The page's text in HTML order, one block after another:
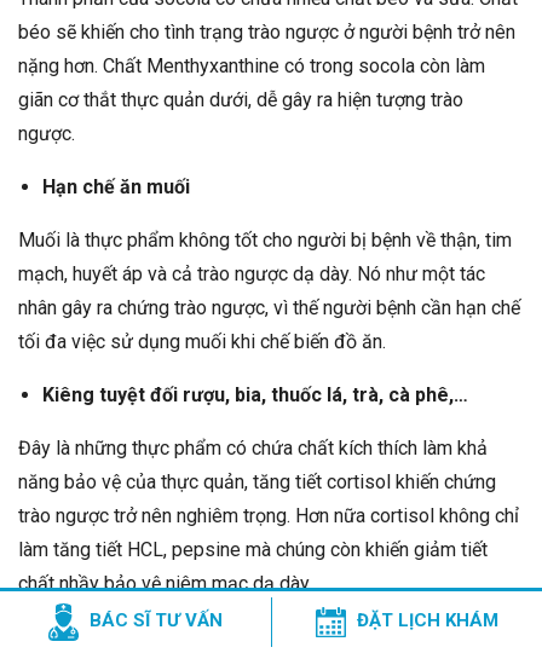
béo sẽ khiến cho tình trạng trào ngược ở người bệnh trở nên
nặng hơn. Chất Menthyxanthine có trong socola còn làm
giãn cơ thắt thực quản dưới, dễ gây ra hiện tượng trào
ngược.
Hạn chế ăn muối
Muối là thực phẩm không tốt cho người bị bệnh về thận, tim
mạch, huyết áp và cả trào ngược dạ dày. Nó như một tác
nhân gây ra chứng trào ngược, vì thế người bệnh cần hạn chế
tối đa việc sử dụng muối khi chế biến đồ ăn.
Kiêng tuyệt đối rượu, bia, thuốc lá, trà, cà phê,…
Đây là những thực phẩm có chứa chất kích thích làm khả
năng bảo vệ của thực quản, tăng tiết cortisol khiến chứng
trào ngược trở nên nghiêm trọng. Hơn nữa cortisol không chỉ
làm tăng tiết HCL, pepsine mà chúng còn khiến giảm tiết
chất nhầy bảo vệ niêm mạc dạ dày.
BÁC SĨ TƯ VẤN ĐẶT LỊCH KHÁM